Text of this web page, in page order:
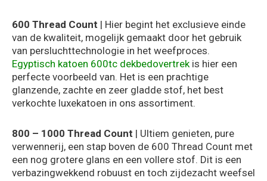
600 Thread Count | Hier begint het exclusieve einde
van de kwaliteit, mogelijk gemaakt door het gebruik
van persluchttechnologie in het weefproces.
Egyptisch katoen 600tc dekbedovertrek is hier een
perfecte voorbeeld van. Het is een prachtige
glanzende, zachte en zeer gladde stof, het best
verkochte luxekatoen in ons assortiment.
800 – 1000 Thread Count | Ultiem genieten, pure
verwennerij, een stap boven de 600 Thread Count met
een nog grotere glans en een vollere stof. Dit is een
verbazingwekkend robuust en toch zijdezacht weefsel